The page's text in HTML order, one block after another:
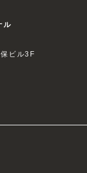
ル
ビル3F